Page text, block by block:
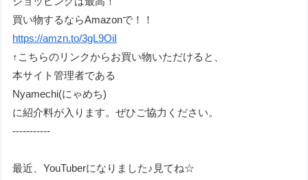
買い物するならAmazonで！！
https://amzn.to/3gL9OiI
↑こちらのリンクからお買い物いただけると、
本サイト管理者である
Nyamechi(にゃめち)
に紹介料が入ります。ぜひご協力ください。
-----------
最近、YouTuberになりました♪見てね☆